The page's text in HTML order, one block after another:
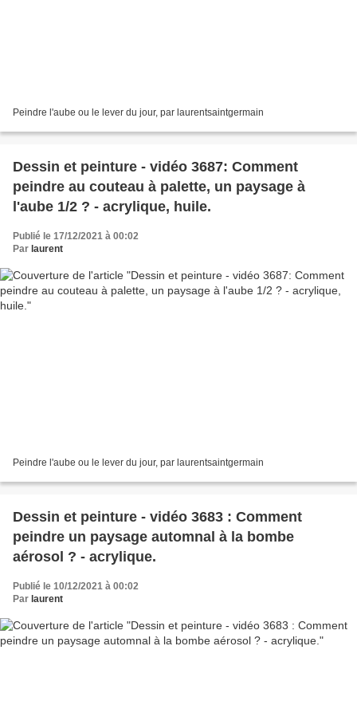
Peindre l'aube ou le lever du jour, par laurentsaintgermain
Dessin et peinture - vidéo 3687: Comment
peindre au couteau à palette, un paysage à
l'aube 1/2 ? - acrylique, huile.
Publié le 17/12/2021 à 00:02
Par laurent
Peindre l'aube ou le lever du jour, par laurentsaintgermain
Dessin et peinture - vidéo 3683 : Comment
peindre un paysage automnal à la bombe
aérosol ? - acrylique.
Publié le 10/12/2021 à 00:02
Par laurent